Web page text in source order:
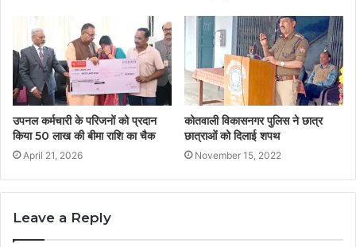
उपनल कर्मचारी के परिजनों को प्रदान
किया 50 लाख की बीमा राशि का चैक
April 21, 2026
कोतवाली विकासनगर पुलिस ने छात्र
छात्राओं को दिलाई शपथ
November 15, 2022
Leave a Reply